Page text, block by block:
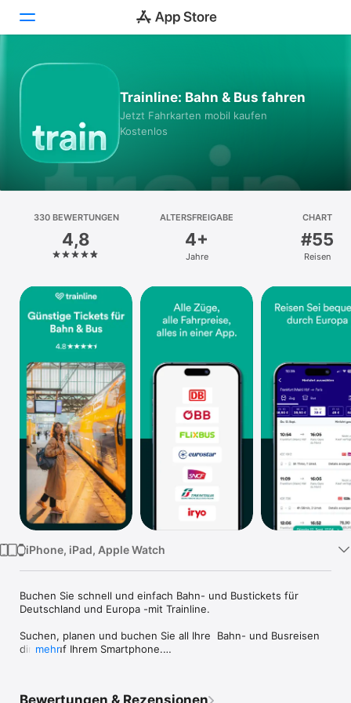
Apps
Arcade
Plattform
iPhone
iPad
Mac
Watch
TV
Trainline: Bahn & Bus fahren
Jetzt Fahrkarten mobil kaufen
Kostenlos
330 BEWERTUNGEN
4,8
ALTERSFREIGABE
4+
Jahre
CHART
#55
Reisen
iPhone, iPad, Apple Watch
Buchen Sie schnell und einfach Bahn- und Bustickets für
Deutschland und Europa -mit Trainline.
Suchen, planen und buchen Sie all Ihre  Bahn- und Busreisen
direkt auf Ihrem Smartphone.
mehr
Bewertungen & Rezensionen